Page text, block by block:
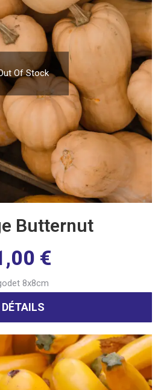
Of Stock
Butternut
€
8x8cm
DÉTAILS